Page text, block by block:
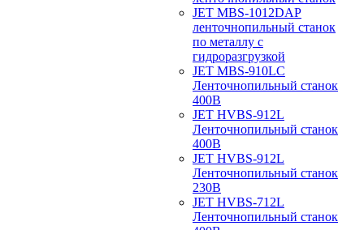
JET MBS-1012DAP
ленточнопильный станок
по металлу с
гидроразгрузкой
JET MBS-910LC
Ленточнопильный станок
400В
JET HVBS-912L
Ленточнопильный станок
400В
JET HVBS-912L
Ленточнопильный станок
230В
JET HVBS-712L
Ленточнопильный станок